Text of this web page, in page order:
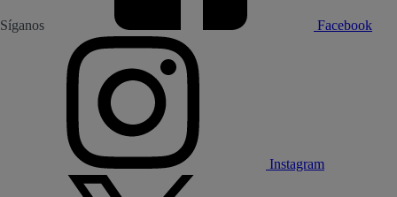
Síganos Facebook
Instagram